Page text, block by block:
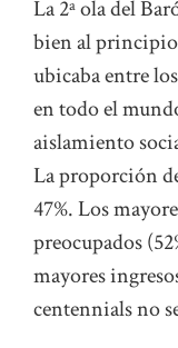
La 2ª ola del
bien al principio
ubicaba entre
en todo el
aislamiento
La proporción
47%. Los
preocupados
mayores
centennials no